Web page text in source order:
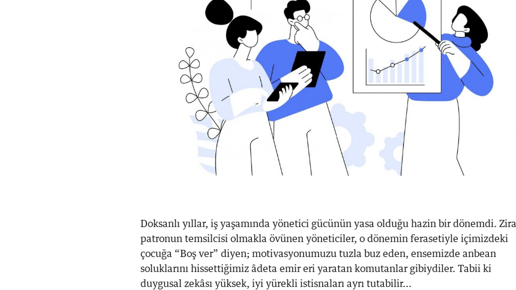
Doksanlı yıllar, iş yaşamında yönetici gücünün yasa olduğu hazin bir dönemdi. Zira
patronun temsilcisi olmakla övünen yöneticiler, o dönemin ferasetiyle içimizdeki
çocuğa “Boş ver” diyen; motivasyonumuzu tuzla buz eden, ensemizde anbean
soluklarını hissettiğimiz âdeta emir eri yaratan komutanlar gibiydiler. Tabii ki
duygusal zekâsı yüksek, iyi yürekli istisnaları ayrı tutabilir...